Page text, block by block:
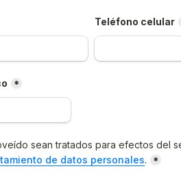
Teléfono celular
*
sean tratados para efectos del
de datos personales. *